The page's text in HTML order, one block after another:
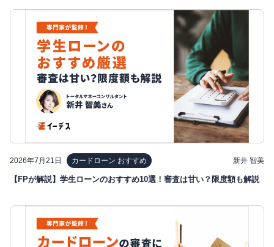
2026年7月21日 カードローン おすすめ 新井 智美
【FPが解説】学生ローンのおすすめ10選！審査は甘い？限度額も解説